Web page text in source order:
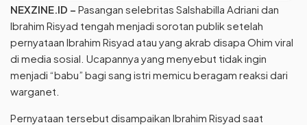
NEXZINE.ID – Pasangan selebritas Salshabilla Adriani dan
Ibrahim Risyad tengah menjadi sorotan publik setelah
pernyataan Ibrahim Risyad atau yang akrab disapa Ohim viral
di media sosial. Ucapannya yang menyebut tidak ingin
menjadi “babu” bagi sang istri memicu beragam reaksi dari
warganet.
Pernyataan tersebut disampaikan Ibrahim Risyad saat